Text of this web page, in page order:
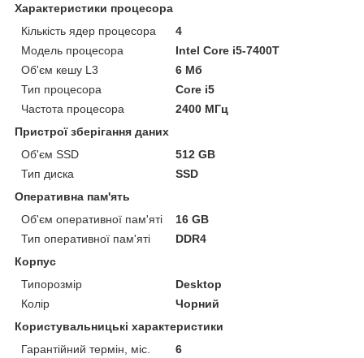
Характеристики процесора
Кількість ядер процесора
4
Модель процесора
Intel Core i5-7400T
Об'єм кешу L3
6 Мб
Тип процесора
Core i5
Частота процесора
2400 МГц
Пристрої зберігання даних
Об'єм SSD
512 GB
Тип диска
SSD
Оперативна пам'ять
Об'єм оперативної пам'яті
16 GB
Тип оперативної пам'яті
DDR4
Корпус
Типорозмір
Desktop
Колір
Чорний
Користувальницькі характеристики
Гарантійний термін, міс.
6